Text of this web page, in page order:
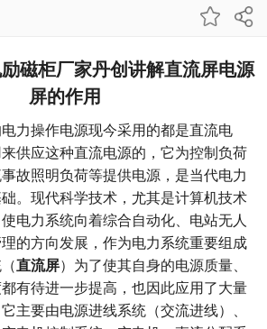
磁柜厂家丹创讲解直流屏电源
屏的作用
力操作电源现今采用的都是直流电
供应这种直流电源的，它为控制负荷
故照明负荷等提供电源，是当代电力
。现代科学技术，尤其是计算机技术
电力系统向着综合自动化、电站无人
的方向发展，作为电力系统重要组成
直流屏）为了使其自身的电源质量、
有待进一步提高，也因此应用了大量
主要由电源进线系统（交流进线）、